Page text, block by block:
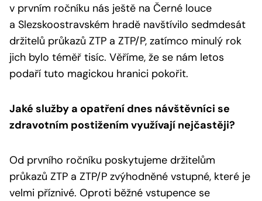
v prvním ročníku nás ještě na Černé louce
a Slezskoostravském hradě navštívilo sedmdesát
držitelů průkazů ZTP a ZTP/P, zatímco minulý rok
jich bylo téměř tisíc. Věříme, že se nám letos
podaří tuto magickou hranici pokořit.
Jaké služby a opatření dnes návštěvníci se
zdravotním postižením využívají nejčastěji?
Od prvního ročníku poskytujeme držitelům
průkazů ZTP a ZTP/P zvýhodněné vstupné, které je
velmi příznivé. Oproti běžné vstupence se